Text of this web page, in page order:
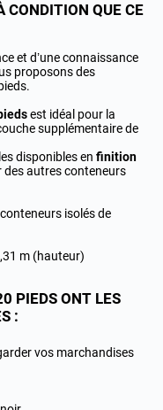
CONDITION QUE CE
et d’une connaissance
proposons des
est idéal pour la
supplémentaire de
disponibles en finition
des autres conteneurs
isolés de
m (hauteur)
PIEDS ONT LES
:
vos marchandises